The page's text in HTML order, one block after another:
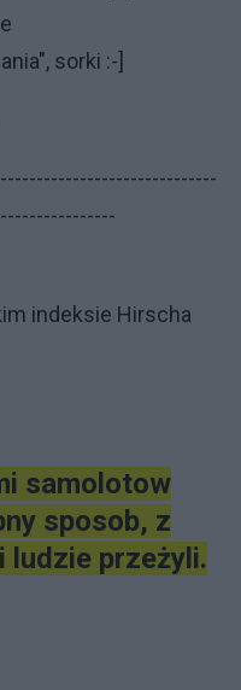
sorki :-]
indeksie Hirscha
samolotow
sposob, z
ludzie przeżyli.